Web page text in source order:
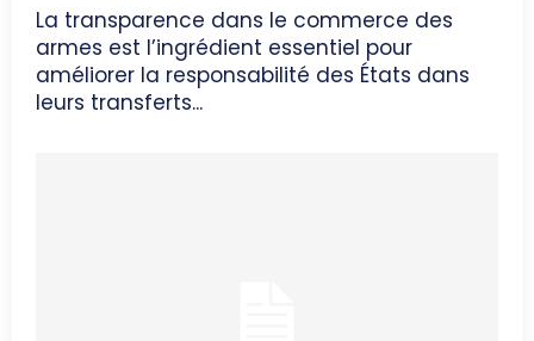
La transparence dans le commerce des
armes est l’ingrédient essentiel pour
améliorer la responsabilité des États dans
leurs transferts...